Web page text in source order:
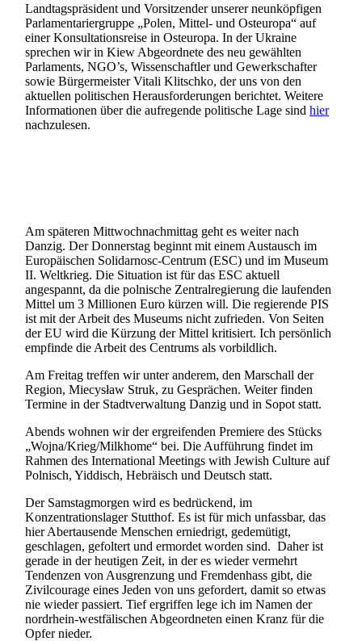
Landtagspräsident und Vorsitzender unserer neunköpfigen
Parlamentariergruppe „Polen, Mittel- und Osteuropa“ auf
einer Konsultationsreise in Osteuropa. In der Ukraine
sprechen wir in Kiew Abgeordnete des neu gewählten
Parlaments, NGO’s, Wissenschaftler und Gewerkschafter
sowie Bürgermeister Vitali Klitschko, der uns von den
aktuellen politischen Herausforderungen berichtet. Weitere
Informationen über die aufregende politische Lage sind hier
nachzulesen.
Am späteren Mittwochnachmittag geht es weiter nach
Danzig. Der Donnerstag beginnt mit einem Austausch im
Europäischen Solidarnosc-Centrum (ESC) und im Museum
II. Weltkrieg. Die Situation ist für das ESC aktuell
angespannt, da die polnische Zentralregierung die laufenden
Mittel um 3 Millionen Euro kürzen will. Die regierende PIS
ist mit der Arbeit des Museums nicht zufrieden. Von Seiten
der EU wird die Kürzung der Mittel kritisiert. Ich persönlich
empfinde die Arbeit des Centrums als vorbildlich.
Am Freitag treffen wir unter anderem, den Marschall der
Region, Miecysław Struk, zu Gesprächen. Weiter finden
Termine in der Stadtverwaltung Danzig und in Sopot statt.
Abends wohnen wir der ergreifenden Premiere des Stücks
„Wojna/Krieg/Milkhome“ bei. Die Aufführung findet im
Rahmen des International Meetings with Jewish Culture auf
Polnisch, Yiddisch, Hebräisch und Deutsch statt.
Der Samstagmorgen wird es bedrückend, im
Konzentrationslager Stutthof. Es ist für mich unfassbar, das
hier Abertausende Menschen erniedrigt, gedemütigt,
geschlagen, gefoltert und ermordet worden sind. Daher ist
gerade in der heutigen Zeit, in der es wieder vermehrt
Tendenzen von Ausgrenzung und Fremdenhass gibt, die
Zivilcourage eines Jeden von uns gefordert, damit so etwas
nie wieder passiert. Tief ergriffen lege ich im Namen der
nordrhein-westfälischen Abgeordneten einen Kranz für die
Opfer nieder.